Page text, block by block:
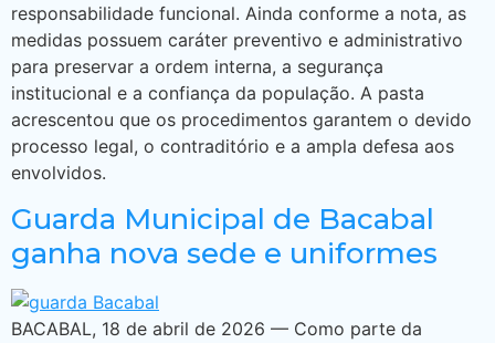
responsabilidade funcional. Ainda conforme a nota, as
medidas possuem caráter preventivo e administrativo
para preservar a ordem interna, a segurança
institucional e a confiança da população. A pasta
acrescentou que os procedimentos garantem o devido
processo legal, o contraditório e a ampla defesa aos
envolvidos.
Guarda Municipal de Bacabal
ganha nova sede e uniformes
BACABAL, 18 de abril de 2026 — Como parte da